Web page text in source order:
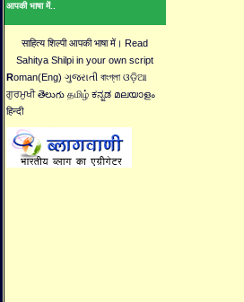
आपकी भाषा में..
साहित्य शिल्पी आपकी भाषा में। Read
Sahitya Shilpi in your own script
Roman(Eng) ગુજરાતી বাংগ্লা ଓଡ଼ିଆ
ਗੁਰਮੁਖੀ తెలుగు தமிழ் ಕನ್ನಡ മലയാളം
हिन्दी